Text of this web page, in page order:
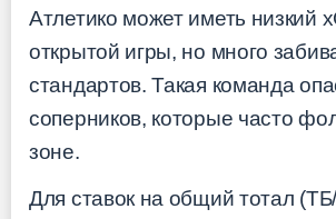
Атлетико может иметь низкий
открытой игры, но много
стандартов. Такая команда
соперников, которые часто
зоне.
Для ставок на общий тотал